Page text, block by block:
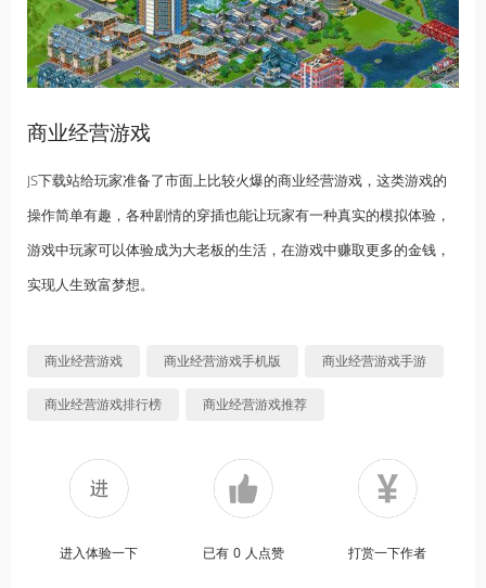
商业经营游戏
JS下载站给玩家准备了市面上比较火爆的商业经营游戏，这类游戏的
操作简单有趣，各种剧情的穿插也能让玩家有一种真实的模拟体验，
游戏中玩家可以体验成为大老板的生活，在游戏中赚取更多的金钱，
实现人生致富梦想。
商业经营游戏 商业经营游戏手机版 商业经营游戏手游
商业经营游戏排行榜 商业经营游戏推荐
进入体验一下 已有 0 人点赞 打赏一下作者